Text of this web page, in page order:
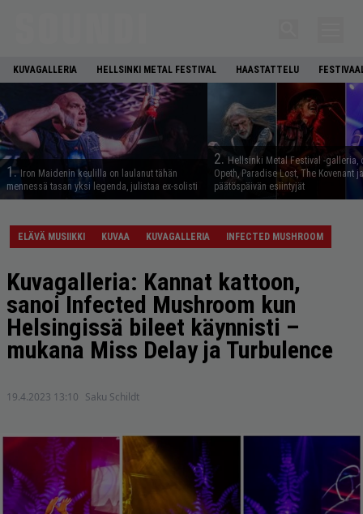
KUVAGALLERIA HELLSINKI METAL FESTIVAL HAASTATTELU
1. Iron Maidenin keulilla on laulanut tähän
mennessä tasan yksi legenda, julistaa ex-solisti
2. Hellsinki Metal Festival -galleria,
Opeth, Paradise Lost, The Kovenant
päätöspäivän esiintyjät
ELÄVÄ MUSIIKKI KUVAA KUVAGALLERIA INFECTED MUSHROOM
Kuvagalleria: Kannat kattoon,
sanoi Infected Mushroom kun
Helsingissä bileet käynnisti –
mukana Miss Delay ja Turbulence
19.4.2023 13:10 Saku Schildt